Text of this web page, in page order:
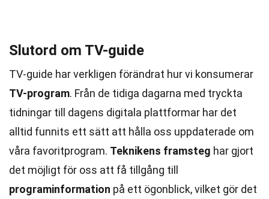
Slutord om TV-guide
TV-guide har verkligen förändrat hur vi konsumerar
TV-program. Från de tidiga dagarna med tryckta
tidningar till dagens digitala plattformar har det
alltid funnits ett sätt att hålla oss uppdaterade om
våra favoritprogram. Teknikens framsteg har gjort
det möjligt för oss att få tillgång till
programinformation på ett ögonblick, vilket gör det